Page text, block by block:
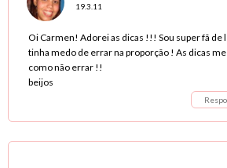
19.3.11
Oi Carmen! Adorei as dicas !!! Sou super fã de
tinha medo de errar na proporção ! As dicas
como não errar !!
beijos